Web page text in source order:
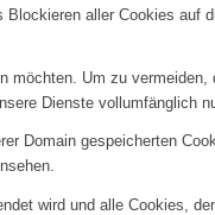
aller Cookies
möchten. Um zu
Dienste vollumfänglich
Domain gespeicherten
wird und alle Cookies,